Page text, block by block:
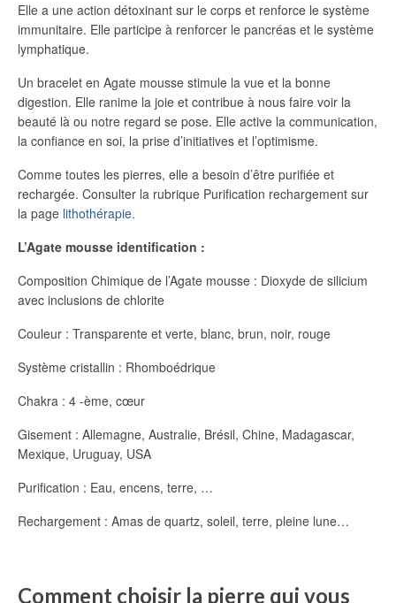
Elle a une action détoxinant sur le corps et renforce le système
immunitaire. Elle participe à renforcer le pancréas et le système
lymphatique.
Un bracelet en Agate mousse stimule la vue et la bonne
digestion. Elle ranime la joie et contribue à nous faire voir la
beauté là ou notre regard se pose. Elle active la communication,
la confiance en soi, la prise d’initiatives et l’optimisme.
Comme toutes les pierres, elle a besoin d’être purifiée et
rechargée. Consulter la rubrique Purification rechargement sur
la page lithothérapie.
L’Agate mousse identification :
Composition Chimique de l’Agate mousse : Dioxyde de silicium
avec inclusions de chlorite
Couleur : Transparente et verte, blanc, brun, noir, rouge
Système cristallin : Rhomboédrique
Chakra : 4 -ème, cœur
Gisement : Allemagne, Australie, Brésil, Chine, Madagascar,
Mexique, Uruguay, USA
Purification : Eau, encens, terre, …
Rechargement : Amas de quartz, soleil, terre, pleine lune…
Comment choisir la pierre qui vous